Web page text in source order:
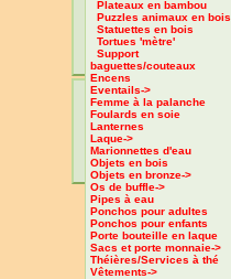
Plateaux en bambou
Puzzles animaux en bois
Statuettes en bois
Tortues 'mètre'
Support
baguettes/couteaux
Encens
Eventails->
Femme à la palanche
Foulards en soie
Lanternes
Laque->
Marionnettes d'eau
Objets en bois
Objets en bronze->
Os de buffle->
Pipes à eau
Ponchos pour adultes
Ponchos pour enfants
Porte bouteille en laque
Sacs et porte monnaie->
Théières/Services à thé
Vêtements->